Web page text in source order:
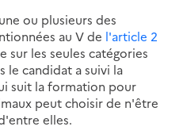
ou plusieurs des
au V de l'article 2
sur les seules catégories
le candidat a suivi la
suit la formation pour
peut choisir de n'être
elles.